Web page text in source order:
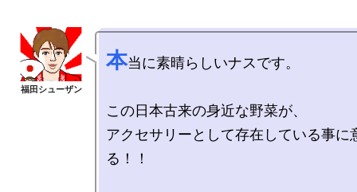
本当に素晴らしいナスです。
この日本古来の身近な野菜が、
アクセサリーとして存在している事に
る！！